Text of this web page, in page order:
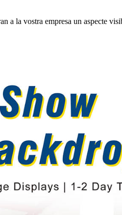
a la vostra empresa un aspecte